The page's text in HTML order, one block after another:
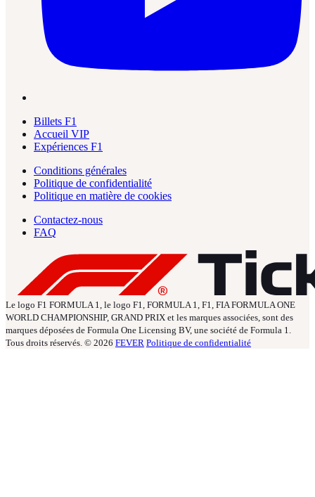
Billets F1
Accueil VIP
Expériences F1
Conditions générales
Politique de confidentialité
Politique en matière de cookies
Contactez-nous
FAQ
Le logo F1 FORMULA 1, le logo F1, FORMULA 1, F1, FIA FORMULA ONE
WORLD CHAMPIONSHIP, GRAND PRIX et les marques associées, sont des
marques déposées de Formula One Licensing BV, une société de Formula 1.
Tous droits réservés. © 2026 FEVER Politique de confidentialité